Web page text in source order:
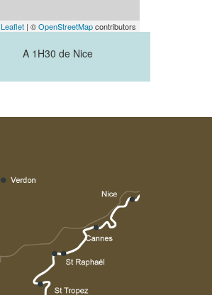
Leaflet | ©OpenStreetMapcontributors
A 1H30 de Nice